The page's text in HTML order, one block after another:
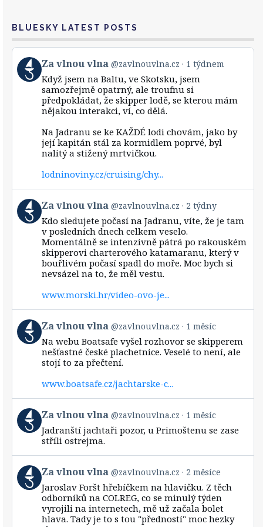
BLUESKY LATEST POSTS
View
post
by
Bluesky
Za vlnou vlna @zavlnouvlna.cz 1 týdnem
Když jsem na Baltu, ve Skotsku, jsem
samozřejmě opatrný, ale troufnu si
předpokládat, že skipper lodě, se kterou mám
nějakou interakci, ví, co dělá.
Na Jadranu se ke KAŽDÉ lodi chovám, jako by
její kapitán stál za kormidlem poprvé, byl
nalitý a stižený mrtvičkou.
lodninoviny.cz/cruising/chy...
View
post
by
Bluesky
Za vlnou vlna @zavlnouvlna.cz 2 týdny
Kdo sledujete počasí na Jadranu, víte, že je tam
v posledních dnech celkem veselo.
Momentálně se intenzivně pátrá po rakouském
skipperovi charterového katamaranu, který v
bouřlivém počasí spadl do moře. Moc bych si
nevsázel na to, že měl vestu.
www.morski.hr/video-ovo-je...
View
post
by
Za vlnou vlna @zavlnouvlna.cz 1 měsíc
Na webu Boatsafe vyšel rozhovor se skipperem
nešťastné české plachetnice. Veselé to není, ale
stojí to za přečtení.
www.boatsafe.cz/jachtarske-c...
View
post
by
on
Bluesky
Za vlnou vlna @zavlnouvlna.cz 1 měsíc
Jadranští jachtaři pozor, u Primoštenu se zase
stříli ostrejma.
View
post
by
Za vlnou vlna @zavlnouvlna.cz 2 měsíce
Jaroslav Foršt hřebíčkem na hlavičku. Z těch
odborníků na COLREG, co se minulý týden
vyrojili na internetech, mě už začala bolet
hlava. Tady je to s tou "předností" moc hezky